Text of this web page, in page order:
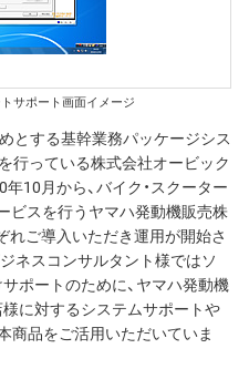
サポート画面イメージ
めとする基幹業務パッケージシス
行っている株式会社オービック
10月から、バイク・スクーター
ビスを行うヤマハ発動機販売株
れご導入いただき運用が開始さ
ネスコンサルタント様ではソ
ポートのために、ヤマハ発動機
に対するシステムサポートや
商品をご活用いただいていま